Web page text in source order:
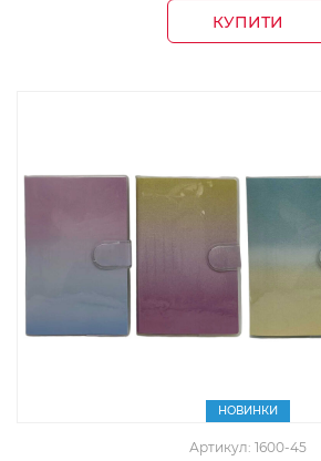
КУПИТИ
НОВИНКИ
Артикул: 1600-45